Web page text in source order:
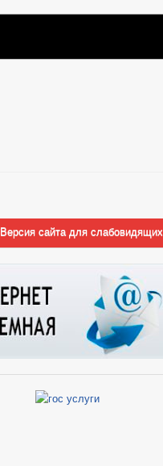
Версия сайта для слабовидящих